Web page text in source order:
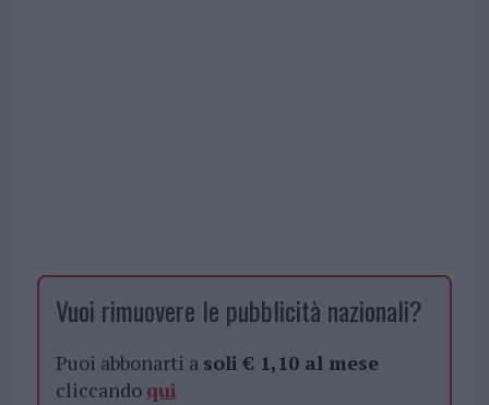
Vuoi rimuovere le pubblicità nazionali?
Puoi abbonarti a soli € 1,10 al mese
cliccando qui